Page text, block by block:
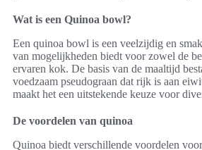
Wat is een Quinoa bowl?
Een quinoa bowl is een veelzijdig en
van mogelijkheden biedt voor zowel de
ervaren kok. De basis van de maaltijd
voedzaam pseudograan dat rijk is aan
maakt het een uitstekende keuze voor
De voordelen van quinoa
Quinoa biedt verschillende voordelen